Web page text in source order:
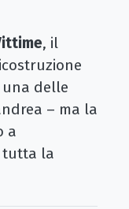
, il
delle
– ma la
a
tutta la